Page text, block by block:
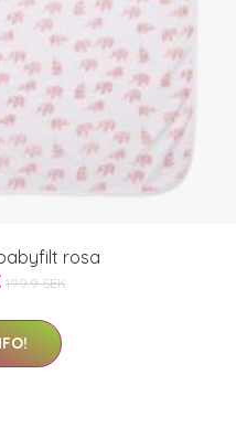
rosa
199.9 SEK